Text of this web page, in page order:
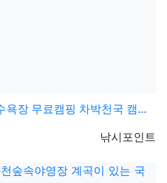
료캠핑 차박천국 캠핑카 카라반 텐트…
등록자
낚시포인트